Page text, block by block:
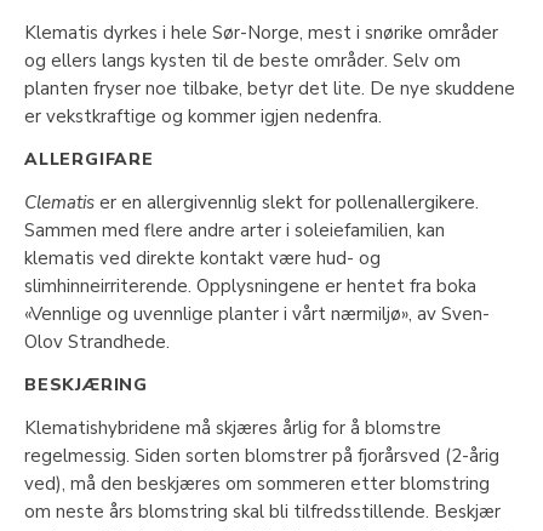
Klematis dyrkes i hele Sør-Norge, mest i snørike områder
og ellers langs kysten til de beste områder. Selv om
planten fryser noe tilbake, betyr det lite. De nye skuddene
er vekstkraftige og kommer igjen nedenfra.
ALLERGIFARE
Clematis er en allergivennlig slekt for pollenallergikere.
Sammen med flere andre arter i soleiefamilien, kan
klematis ved direkte kontakt være hud- og
slimhinneirriterende. Opplysningene er hentet fra boka
«Vennlige og uvennlige planter i vårt nærmiljø», av Sven-
Olov Strandhede.
BESKJÆRING
Klematishybridene må skjæres årlig for å blomstre
regelmessig. Siden sorten blomstrer på fjorårsved (2-årig
ved), må den beskjæres om sommeren etter blomstring
om neste års blomstring skal bli tilfredsstillende. Beskjær